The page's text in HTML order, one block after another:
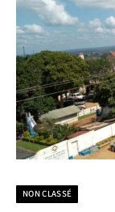
NON CLASSÉ